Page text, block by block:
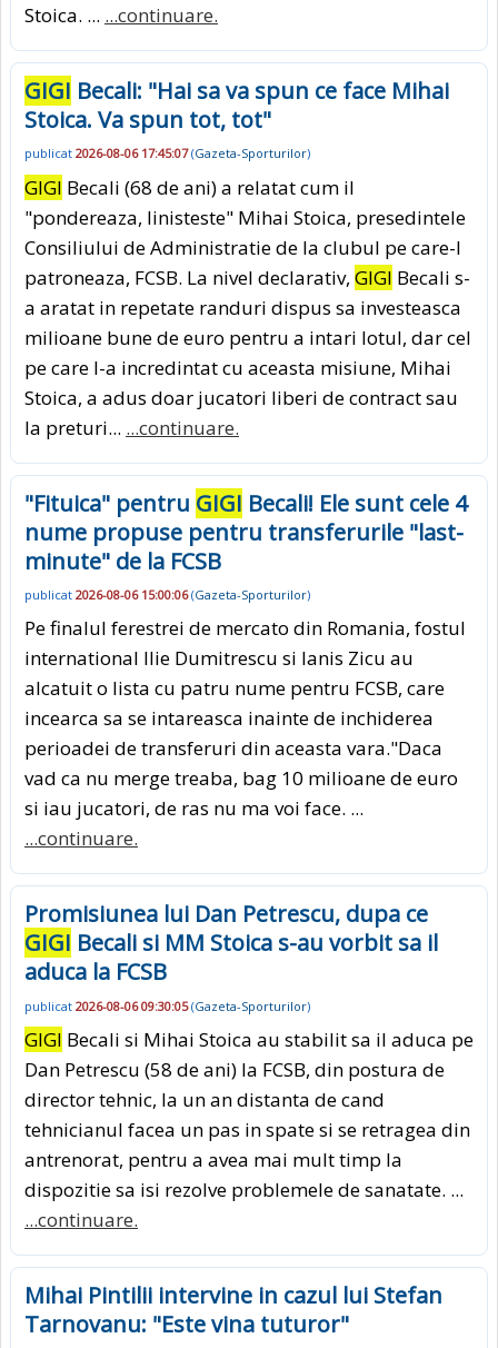
Stoica. ... ...continuare.
GIGI Becali: "Hai sa va spun ce face Mihai
Stoica. Va spun tot, tot"
publicat 2026-08-06 17:45:07(Gazeta-Sporturilor)
GIGI Becali (68 de ani) a relatat cum il
"pondereaza, linisteste" Mihai Stoica, presedintele
Consiliului de Administratie de la clubul pe care-l
patroneaza, FCSB. La nivel declarativ, GIGI Becali s-
a aratat in repetate randuri dispus sa investeasca
milioane bune de euro pentru a intari lotul, dar cel
pe care l-a incredintat cu aceasta misiune, Mihai
Stoica, a adus doar jucatori liberi de contract sau
la preturi... ...continuare.
"Fituica" pentru GIGI Becali! Ele sunt cele 4
nume propuse pentru transferurile "last-
minute" de la FCSB
publicat 2026-08-06 15:00:06(Gazeta-Sporturilor)
Pe finalul ferestrei de mercato din Romania, fostul
international Ilie Dumitrescu si Ianis Zicu au
alcatuit o lista cu patru nume pentru FCSB, care
incearca sa se intareasca inainte de inchiderea
perioadei de transferuri din aceasta vara."Daca
vad ca nu merge treaba, bag 10 milioane de euro
si iau jucatori, de ras nu ma voi face. ...
...continuare.
Promisiunea lui Dan Petrescu, dupa ce
GIGI Becali si MM Stoica s-au vorbit sa il
aduca la FCSB
publicat 2026-08-06 09:30:05(Gazeta-Sporturilor)
GIGI Becali si Mihai Stoica au stabilit sa il aduca pe
Dan Petrescu (58 de ani) la FCSB, din postura de
director tehnic, la un an distanta de cand
tehnicianul facea un pas in spate si se retragea din
antrenorat, pentru a avea mai mult timp la
dispozitie sa isi rezolve problemele de sanatate. ...
...continuare.
Mihai Pintilii intervine in cazul lui Stefan
Tarnovanu: "Este vina tuturor"